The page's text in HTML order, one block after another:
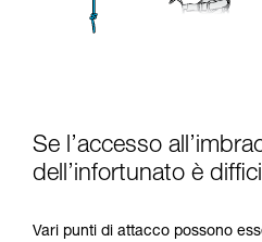
Se l’accesso
dell’infortunato è
Vari punti di attacco possono